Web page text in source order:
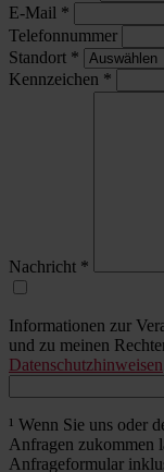
E-Mail *
Telefonnummer
Standort *
Kennzeichen *
Nachricht *
Informationen zur
und zu meinen
Datenschutzhinweisen
¹ Wenn Sie uns oder
Anfragen zukommen
Anfrageformular